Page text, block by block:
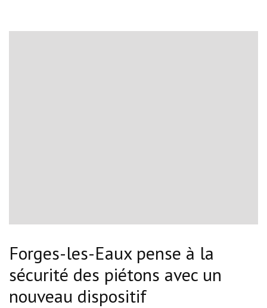
Forges-les-Eaux pense à la
sécurité des piétons avec un
nouveau dispositif